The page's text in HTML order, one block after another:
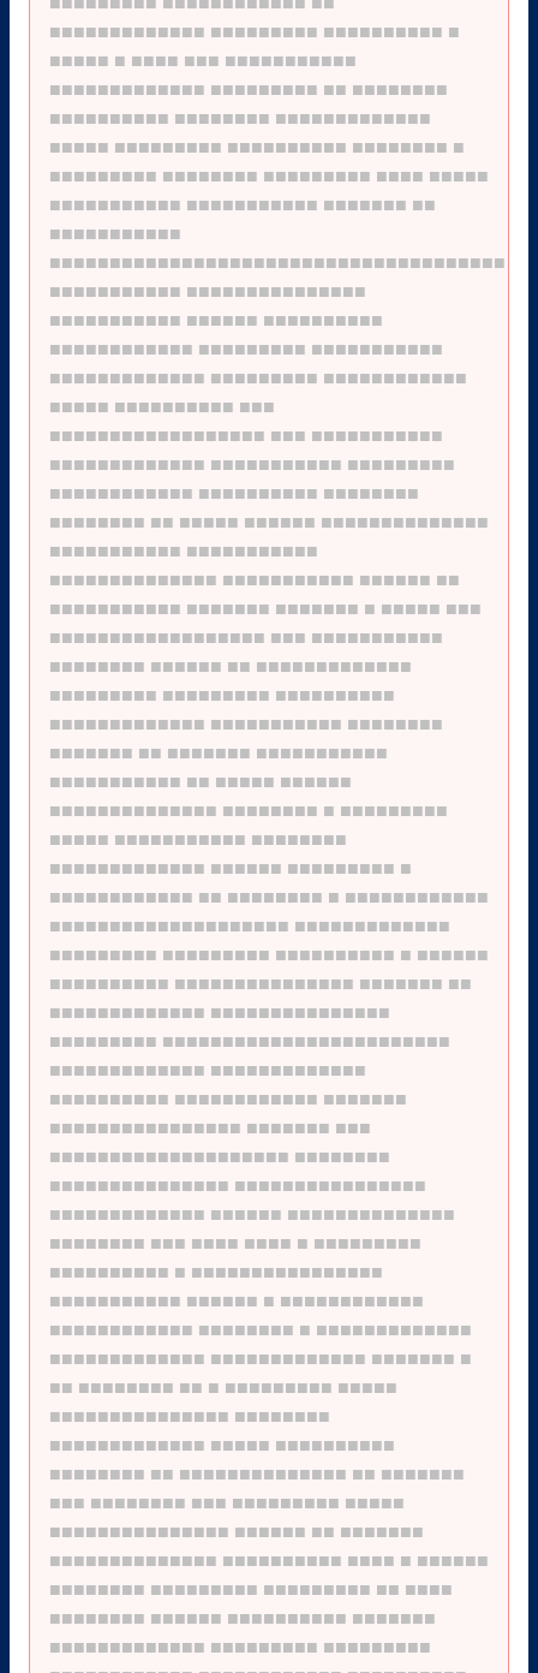
■■■■■■■■■■■■■ ■■■■■■■■■ ■■■■■■■■■■ ■
■■■■■ ■ ■■■■ ■■■ ■■■■■■■■■■■
■■■■■■■■■■■■■ ■■■■■■■■■ ■■ ■■■■■■■■
■■■■■■■■■■ ■■■■■■■■ ■■■■■■■■■■■■■
■■■■■ ■■■■■■■■■ ■■■■■■■■■■ ■■■■■■■■ ■
■■■■■■■■■ ■■■■■■■■ ■■■■■■■■■ ■■■■ ■■■■■
■■■■■■■■■■■ ■■■■■■■■■■■ ■■■■■■■ ■■
■■■■■■■■■■■
■■■■■■■■■■■■■■■■■■■■■■■■■■■■■■■■■■■■■■
■■■■■■■■■■■ ■■■■■■■■■■■■■■■
■■■■■■■■■■■ ■■■■■■ ■■■■■■■■■■
■■■■■■■■■■■■ ■■■■■■■■■ ■■■■■■■■■■■
■■■■■■■■■■■■■ ■■■■■■■■■ ■■■■■■■■■■■■
■■■■■ ■■■■■■■■■■ ■■■
■■■■■■■■■■■■■■■■■■ ■■■ ■■■■■■■■■■■
■■■■■■■■■■■■■ ■■■■■■■■■■■ ■■■■■■■■■
■■■■■■■■■■■■ ■■■■■■■■■■ ■■■■■■■■
■■■■■■■■ ■■ ■■■■■ ■■■■■■ ■■■■■■■■■■■■■■
■■■■■■■■■■■ ■■■■■■■■■■■
■■■■■■■■■■■■■■ ■■■■■■■■■■■ ■■■■■■ ■■
■■■■■■■■■■■ ■■■■■■■ ■■■■■■■ ■ ■■■■■ ■■■
■■■■■■■■■■■■■■■■■■ ■■■ ■■■■■■■■■■■
■■■■■■■■ ■■■■■■ ■■ ■■■■■■■■■■■■■
■■■■■■■■■ ■■■■■■■■■ ■■■■■■■■■■
■■■■■■■■■■■■■ ■■■■■■■■■■■ ■■■■■■■■
■■■■■■■ ■■ ■■■■■■■ ■■■■■■■■■■■
■■■■■■■■■■■ ■■ ■■■■■ ■■■■■■
■■■■■■■■■■■■■■ ■■■■■■■■ ■ ■■■■■■■■■
■■■■■ ■■■■■■■■■■■ ■■■■■■■■
■■■■■■■■■■■■■ ■■■■■■ ■■■■■■■■■ ■
■■■■■■■■■■■■ ■■ ■■■■■■■■ ■ ■■■■■■■■■■■■
■■■■■■■■■■■■■■■■■■■■ ■■■■■■■■■■■■■
■■■■■■■■■ ■■■■■■■■■ ■■■■■■■■■■ ■ ■■■■■■
■■■■■■■■■■ ■■■■■■■■■■■■■■■ ■■■■■■■ ■■
■■■■■■■■■■■■■ ■■■■■■■■■■■■■■■
■■■■■■■■■ ■■■■■■■■■■■■■■■■■■■■■■■■
■■■■■■■■■■■■■ ■■■■■■■■■■■■■
■■■■■■■■■■ ■■■■■■■■■■■■ ■■■■■■■
■■■■■■■■■■■■■■■■ ■■■■■■■ ■■■
■■■■■■■■■■■■■■■■■■■■ ■■■■■■■■
■■■■■■■■■■■■■■■ ■■■■■■■■■■■■■■■■
■■■■■■■■■■■■■ ■■■■■■ ■■■■■■■■■■■■■■
■■■■■■■■ ■■■ ■■■■ ■■■■ ■ ■■■■■■■■■
■■■■■■■■■■ ■ ■■■■■■■■■■■■■■■■
■■■■■■■■■■■ ■■■■■■ ■ ■■■■■■■■■■■■
■■■■■■■■■■■■ ■■■■■■■■ ■ ■■■■■■■■■■■■■
■■■■■■■■■■■■■ ■■■■■■■■■■■■■ ■■■■■■■ ■
■■ ■■■■■■■■ ■■ ■ ■■■■■■■■■ ■■■■■
■■■■■■■■■■■■■■■ ■■■■■■■■
■■■■■■■■■■■■■ ■■■■■ ■■■■■■■■■■
■■■■■■■■ ■■ ■■■■■■■■■■■■■■ ■■ ■■■■■■■
■■■ ■■■■■■■■ ■■■ ■■■■■■■■■ ■■■■■
■■■■■■■■■■■■■■■ ■■■■■■ ■■ ■■■■■■■
■■■■■■■■■■■■■■ ■■■■■■■■■■ ■■■■ ■ ■■■■■■
■■■■■■■■ ■■■■■■■■■ ■■■■■■■■■ ■■ ■■■■
■■■■■■■■ ■■■■■■ ■■■■■■■■■■ ■■■■■■■
■■■■■■■■■■■■■ ■■■■■■■■■ ■■■■■■■■■